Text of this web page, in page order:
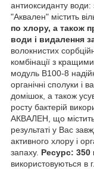
антиоксиданту
"Аквален" містить
по хлору, а також
води і видалення
волокнистих
комбінації з
модуль В100-8
органічні сполуки і
домішок, а також
росту бактерій
АКВАЛЕН, що містить
результаті у Вас
активного хлору і
запаху. Ресурс: 350
використовуються